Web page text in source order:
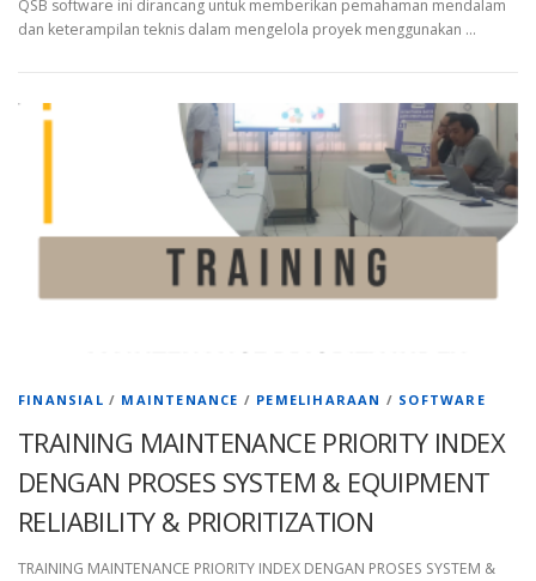
QSB software ini dirancang untuk memberikan pemahaman mendalam
dan keterampilan teknis dalam mengelola proyek menggunakan …
FINANSIAL / MAINTENANCE / PEMELIHARAAN / SOFTWARE
TRAINING MAINTENANCE PRIORITY INDEX
DENGAN PROSES SYSTEM & EQUIPMENT
RELIABILITY & PRIORITIZATION
TRAINING MAINTENANCE PRIORITY INDEX DENGAN PROSES SYSTEM &